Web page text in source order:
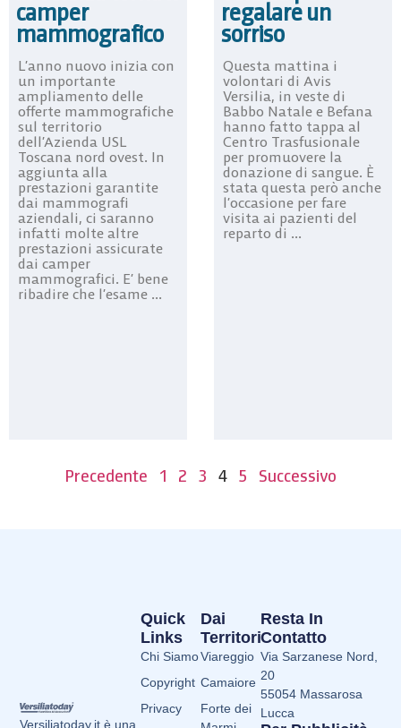
camper
mammografico
L’anno nuovo inizia con
un importante
ampliamento delle
offerte mammografiche
sul territorio
dell’Azienda USL
Toscana nord ovest. In
aggiunta alla
prestazioni garantite
dai mammografi
aziendali, ci saranno
infatti molte altre
prestazioni assicurate
dai camper
mammografici. E’ bene
ribadire che l’esame ...
regalare un
sorriso
Questa mattina i
volontari di Avis
Versilia, in veste di
Babbo Natale e Befana
hanno fatto tappa al
Centro Trasfusionale
per promuovere la
donazione di sangue. È
stata questa però anche
l’occasione per fare
visita ai pazienti del
reparto di ...
Precedente 1 2 3 4 5 Successivo
Versiliatoday.it è una
Dai
Territori
Viareggio
Camaiore
Forte dei
Quick
Links
Chi Siamo
Copyright
Privacy
Resta In
Contatto
Via Sarzanese Nord,
20
55054 Massarosa
Lucca